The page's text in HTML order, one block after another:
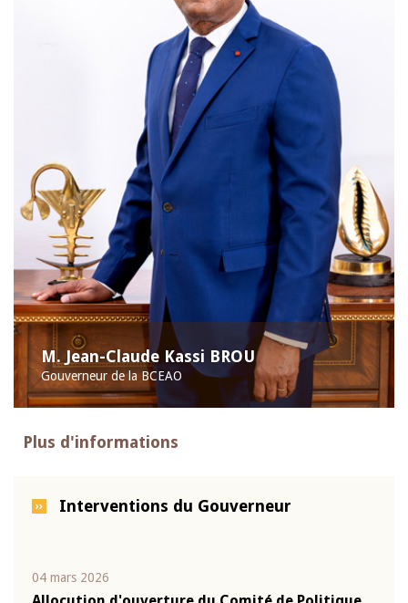
M. Jean-Claude Kassi BROU
Gouverneur de la BCEAO
Plus d'informations
Interventions du Gouverneur
04 mars 2026